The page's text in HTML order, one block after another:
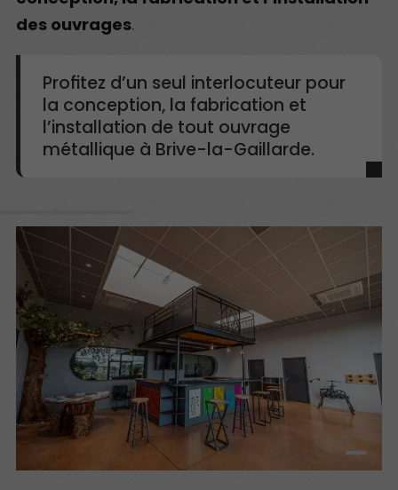
des ouvrages.
Profitez d’un seul interlocuteur pour
la conception, la fabrication et
l’installation de tout ouvrage
métallique à Brive-la-Gaillarde.